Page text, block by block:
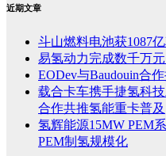
近期文章
斗山燃料电池获1087
易氢动力完成数千万
EODev与Baudouin合
载合卡车携手捷氢科
合作共推氢能重卡普及
氢辉能源15MW PEM
PEM制氢规模化